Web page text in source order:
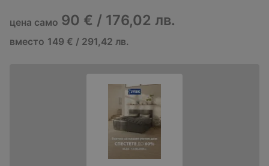
цена само 90 € / 176,02 лв.
вместо 149 € / 291,42 лв.